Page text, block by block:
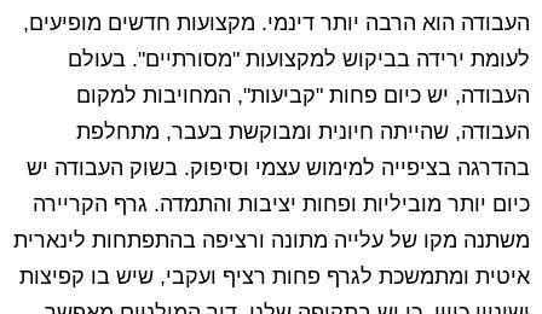
העבודה הוא הרבה יותר דינמי. מקצועות חדשים מופיעים,
לעומת ירידה בביקוש למקצועות "מסורתיים". בעולם
העבודה, יש כיום פחות "קביעות", המחויבות למקום
העבודה, שהייתה חיונית ומבוקשת בעבר, מתחלפת
בהדרגה בציפייה למימוש עצמי וסיפוק. בשוק העבודה יש
כיום יותר מוביליות ופחות יציבות והתמדה. גרף הקריירה
משתנה מקו של עלייה מתונה ורציפה בהתפתחות לינארית
איטית ומתמשכת לגרף פחות רציף ועקבי, שיש בו קפיצות